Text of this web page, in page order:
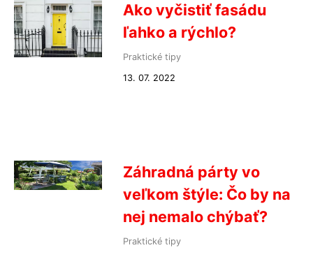
Ako vyčistiť fasádu
ľahko a rýchlo?
Praktické tipy
13. 07. 2022
Záhradná párty vo
veľkom štýle: Čo by na
nej nemalo chýbať?
Praktické tipy